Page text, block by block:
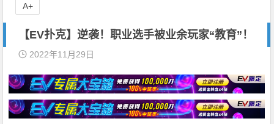
【EV扑克】逆袭！职业选手被业余玩家“教育”！
2022年11月29日
A+